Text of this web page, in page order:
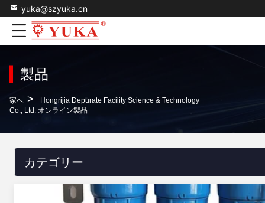
yuka@szyuka.cn
製品
家へ >
Hongrijia Depurate Facility Science & Technology
Co., Ltd. オンライン製品
カテゴリー